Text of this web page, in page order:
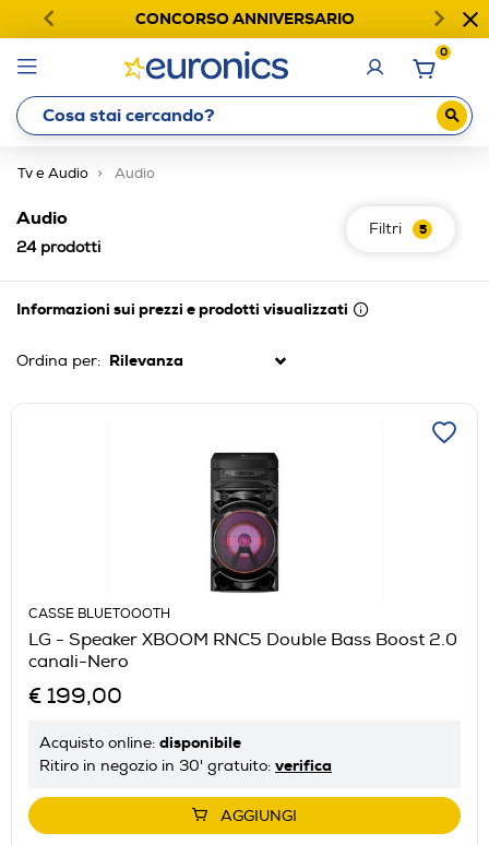
CONCORSO ANNIVERSARIO
0
Tv e Audio Audio
Filtri 5
Audio
24prodotti
Informazioni sui prezzi e prodotti visualizzati
Ordina per:
CASSE BLUETOOOTH
LG - Speaker XBOOM RNC5 Double Bass Boost 2.0
canali-Nero
€ 199,00
Acquisto online: disponibile
Ritiro in negozio in 30' gratuito: verifica
AGGIUNGI